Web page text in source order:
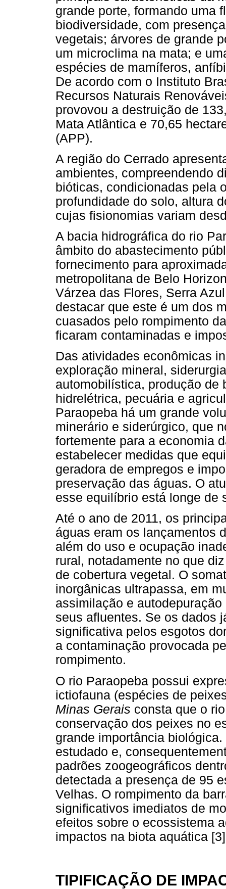
grande porte, formando uma
biodiversidade, com
vegetais; árvores de grande
um microclima na mata; e
espécies de mamíferos,
De acordo com o Instituto
Recursos Naturais
provovou a destruição de
Mata Atlântica e 70,65
(APP).
A região do Cerrado
ambientes, compreendendo
bióticas, condicionadas pela
profundidade do solo, altura
cujas fisionomias variam
A bacia hidrográfica do rio
âmbito do abastecimento
fornecimento para
metropolitana de Belo
Várzea das Flores, Serra
destacar que este é um dos
cuasados pelo rompimento
ficaram contaminadas e
Das atividades econômicas
exploração mineral,
automobilística, produção de
hidrelétrica, pecuária e
Paraopeba há um grande
minerário e siderúrgico, que
fortemente para a economia
estabelecer medidas que
geradora de empregos e
preservação das águas. O
esse equilíbrio está longe de
Até o ano de 2011, os
águas eram os lançamentos
além do uso e ocupação
rural, notadamente no que
de cobertura vegetal. O
inorgânicas ultrapassa, em
assimilação e
seus afluentes. Se os dados
significativa pelos esgotos
a contaminação provocada
rompimento.
O rio Paraopeba possui
ictiofauna (espécies de
Minas Gerais consta que o
conservação dos peixes no
grande importância
estudado e,
padrões zoogeográficos
detectada a presença de 95
Velhas. O rompimento da
significativos imediatos de
efeitos sobre o ecossistema
impactos na biota aquática
TIPIFICAÇÃO DE